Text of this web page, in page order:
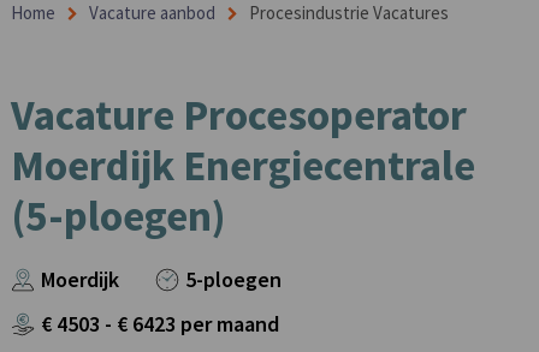
Home Vacature aanbod Procesindustrie Vacatures
Vacature Procesoperator
Moerdijk Energiecentrale
(5-ploegen)
Moerdijk
5-ploegen
€ 4503 - € 6423 per maand